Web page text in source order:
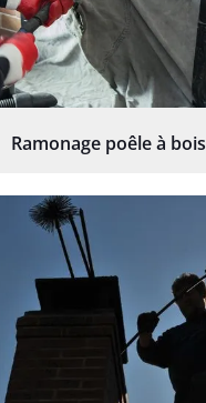
Ramonage poêle à bois